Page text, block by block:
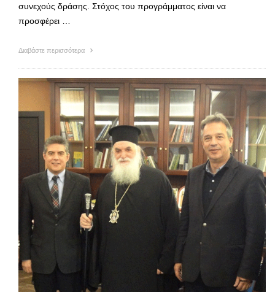
συνεχούς δράσης. Στόχος του προγράμματος είναι να
προσφέρει …
Διαβάστε περισσότερα